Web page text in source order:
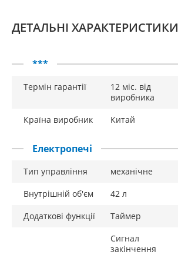
ДЕТАЛЬНІ ХАРАКТЕРИСТИКИ
***
Термін гарантії
12 міс. від
виробника
Країна виробник
Китай
Електропечі
Тип управління
механічне
Внутрішній об'єм
42 л
Додаткові функції
Таймер
Сигнал
закінчення